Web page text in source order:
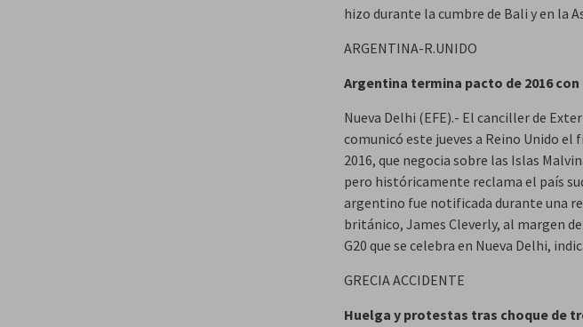
hizo durante la cumbre de Bali y en la
ARGENTINA-R.UNIDO
Argentina termina pacto de 2016
Nueva Delhi (EFE).- El canciller de
comunicó este jueves a Reino Unido el
2016, que negocia sobre las Islas
pero históricamente reclama el país
argentino fue notificada durante una
británico, James Cleverly, al margen
G20 que se celebra en Nueva Delhi,
GRECIA ACCIDENTE
Huelga y protestas tras choque de